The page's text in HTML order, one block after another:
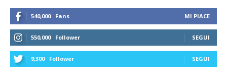
540,000 Fans MI PIACE
550,000 Follower SEGUI
9,300 Follower SEGUI